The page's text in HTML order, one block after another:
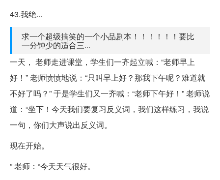
43.我绝...
求一个超级搞笑的一个小品剧本！！！！！！要比
一分钟少的适合三...
一天， 老师走进课堂，学生们一齐起立喊：“老师早上
好！” 老师愤愤地说：“只叫早上好？那我下午呢？难道就
不好了吗？” 于是学生们又一齐喊：“老师下午好！” 老师说
道：“坐下！今天我们要复习反义词，我们这样练习，我说
一句，你们大声说出反义词。
现在开始。
” 老师：“今天天气很好。